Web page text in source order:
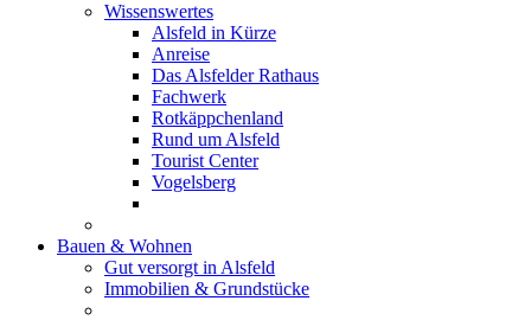
Wissenswertes
Alsfeld in Kürze
Anreise
Das Alsfelder Rathaus
Fachwerk
Rotkäppchenland
Rund um Alsfeld
Tourist Center
Vogelsberg
Bauen & Wohnen
Gut versorgt in Alsfeld
Immobilien & Grundstücke